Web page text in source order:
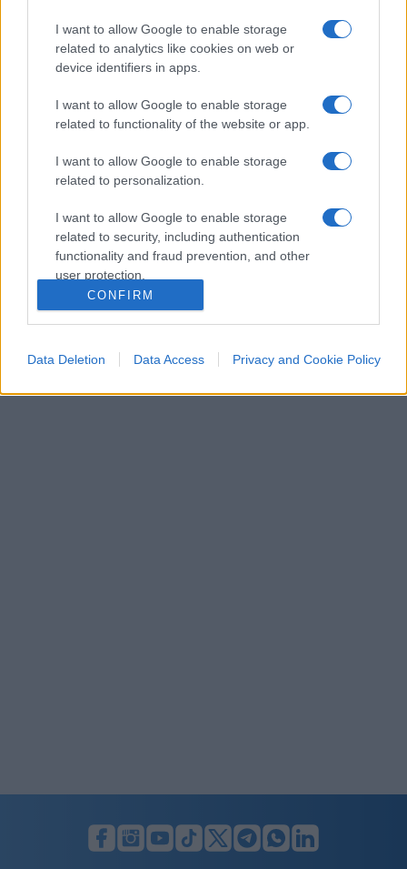
I want to allow Google to enable storage
related to analytics like cookies on web or
device identifiers in apps.
I want to allow Google to enable storage
related to functionality of the website or app.
I want to allow Google to enable storage
related to personalization.
I want to allow Google to enable storage
related to security, including authentication
functionality and fraud prevention, and other
user protection.
CONFIRM
Data Deletion Data Access Privacy and Cookie Policy
CULTURA 3.4k
Dobbiamo scusarci per la grandezza: questa è
l'Odissea di Nolan